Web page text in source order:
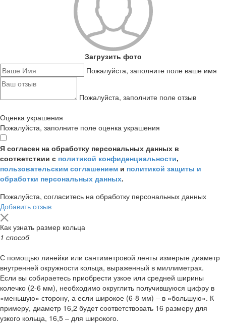
Загрузить фото
Пожалуйста, заполните поле ваше имя
Пожалуйста, заполните поле отзыв
Оценка украшения
Пожалуйста, заполните поле оценка украшения
Я согласен на обработку персональных данных в
соответствии с политикой конфиденциальности,
пользовательским соглашением и политикой защиты и
обработки персональных данных.
Пожалуйста, согласитесь на обработку персональных данных
Добавить отзыв
Как узнать размер кольца
1 способ
С помощью линейки или сантиметровой ленты измерьте диаметр
внутренней окружности кольца, выраженный в миллиметрах.
Если вы собираетесь приобрести узкое или средней ширины
колечко (2-6 мм), необходимо округлить получившуюся цифру в
«меньшую» сторону, а если широкое (6-8 мм) – в «большую». К
примеру, диаметр 16,2 будет соответствовать 16 размеру для
узкого кольца, 16,5 – для широкого.